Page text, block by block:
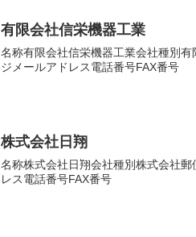
有限会社信栄機器工業
名称有限会社信栄機器工業会社種別
ジメールアドレス電話番号FAX番号
株式会社日翔
名称株式会社日翔会社種別株式会社
レス電話番号FAX番号